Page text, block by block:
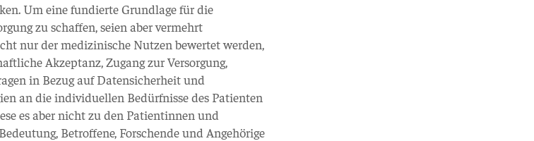
Um eine fundierte Grundlage für die
zu schaffen, seien aber vermehrt
nur der medizinische Nutzen bewertet werden,
Akzeptanz, Zugang zur Versorgung,
in Bezug auf Datensicherheit und
an die individuellen Bedürfnisse des Patienten
es aber nicht zu den Patientinnen und
Betroffene, Forschende und Angehörige